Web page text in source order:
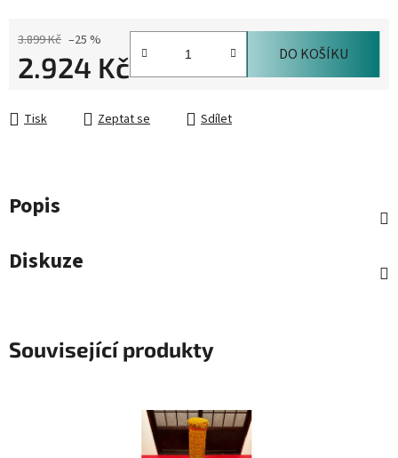
3.899 Kč –25 %
2.924 Kč DO KOŠÍKU
Tisk Zeptat se Sdílet
Popis
Diskuze
Související produkty